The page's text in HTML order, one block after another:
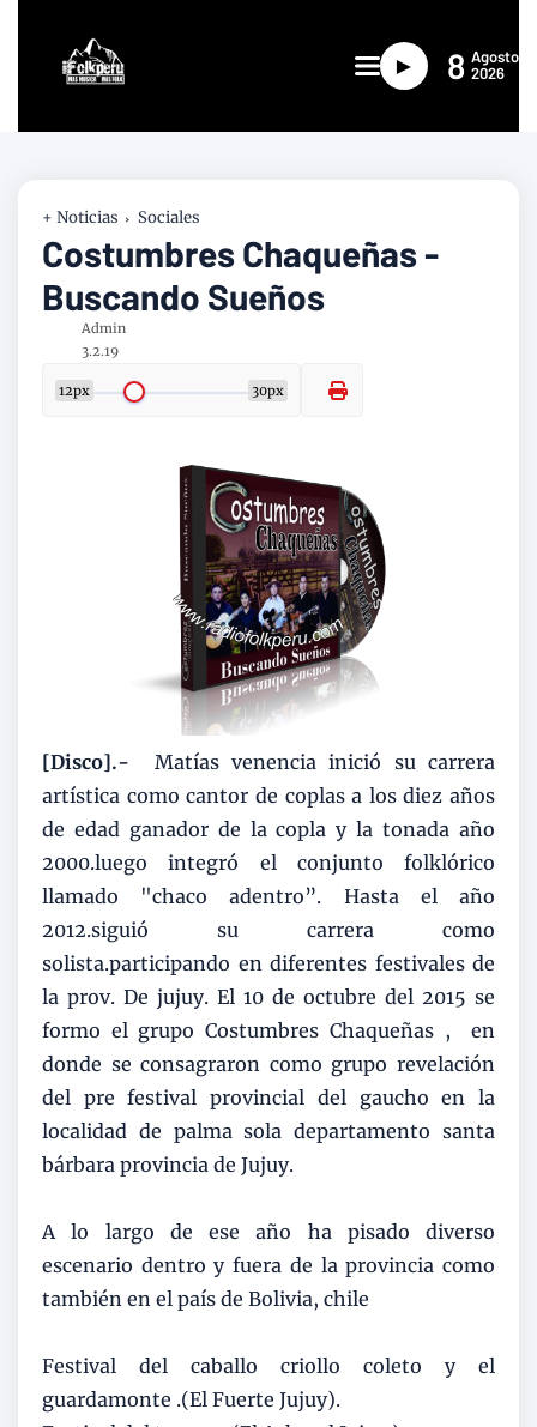
► 8 Agosto
2026
+ Noticias Sociales
Costumbres Chaqueñas -
Buscando Sueños
Admin
3.2.19
12px 30px
[Disco].- Matías venencia inició su carrera
artística como cantor de coplas a los diez años
de edad ganador de la copla y la tonada año
2000.luego integró el conjunto folklórico
llamado "chaco adentro”. Hasta el año
2012.siguió su carrera como
solista.participando en diferentes festivales de
la prov. De jujuy. El 10 de octubre del 2015 se
formo el grupo Costumbres Chaqueñas , en
donde se consagraron como grupo revelación
del pre festival provincial del gaucho en la
localidad de palma sola departamento santa
bárbara provincia de Jujuy.
A lo largo de ese año ha pisado diverso
escenario dentro y fuera de la provincia como
también en el país de Bolivia, chile
Festival del caballo criollo coleto y el
guardamonte .(El Fuerte Jujuy).